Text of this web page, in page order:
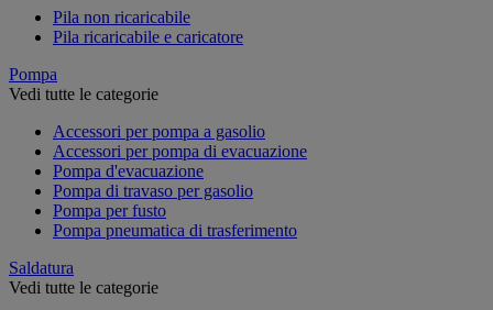
Pila non ricaricabile
Pila ricaricabile e caricatore
Pompa
Vedi tutte le categorie
Accessori per pompa a gasolio
Accessori per pompa di evacuazione
Pompa d'evacuazione
Pompa di travaso per gasolio
Pompa per fusto
Pompa pneumatica di trasferimento
Saldatura
Vedi tutte le categorie